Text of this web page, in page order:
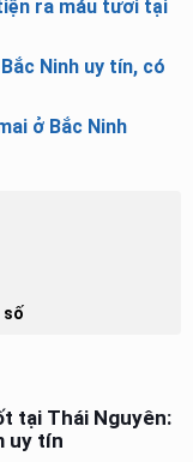
ra máu tươi tại
Ninh uy tín, có
ở Bắc Ninh
số
tại Thái Nguyên:
uy tín